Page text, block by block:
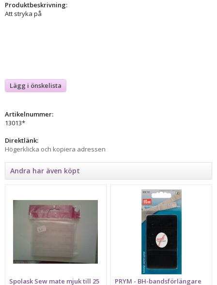
Produktbeskrivning:
Att stryka på
Lägg i önskelista
Artikelnummer:
13013*
Direktlänk:
Högerklicka och kopiera adressen
Andra har även köpt
Spolask Sew mate mjuk till 25
PRYM - BH-bandsförlängare